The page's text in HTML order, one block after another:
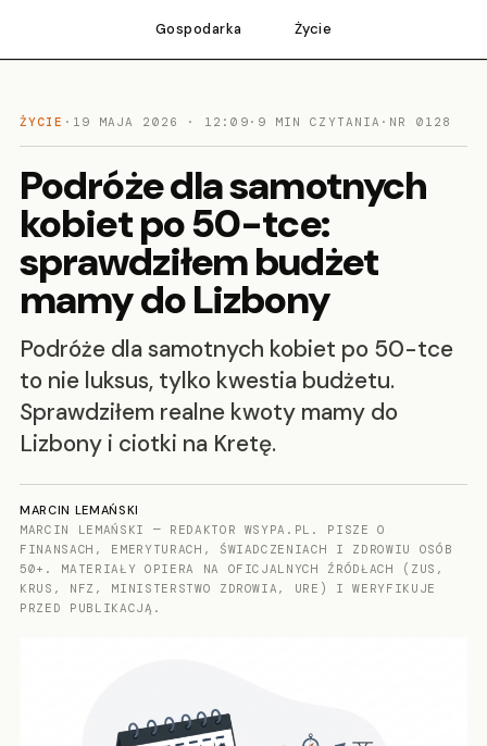
Gospodarka Życie
ŻYCIE · 19 MAJA 2026 · 12:09 · 9 MIN CZYTANIA · NR 0128
Podróże dla samotnych
kobiet po 50-tce:
sprawdziłem budżet
mamy do Lizbony
Podróże dla samotnych kobiet po 50-tce
to nie luksus, tylko kwestia budżetu.
Sprawdziłem realne kwoty mamy do
Lizbony i ciotki na Kretę.
MARCIN LEMAŃSKI
MARCIN LEMAŃSKI — REDAKTOR WSYPA.PL. PISZE O
FINANSACH, EMERYTURACH, ŚWIADCZENIACH I ZDROWIU OSÓB
50+. MATERIAŁY OPIERA NA OFICJALNYCH ŹRÓDŁACH (ZUS,
KRUS, NFZ, MINISTERSTWO ZDROWIA, URE) I WERYFIKUJE
PRZED PUBLIKACJĄ.